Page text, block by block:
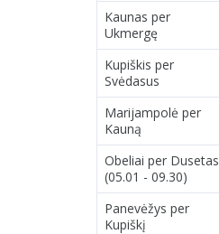
Kaunas per
Ukmergę
Kupiškis per
Svėdasus
Marijampolė per
Kauną
Obeliai per Dusetas
(05.01 - 09.30)
Panevėžys per
Kupiškį